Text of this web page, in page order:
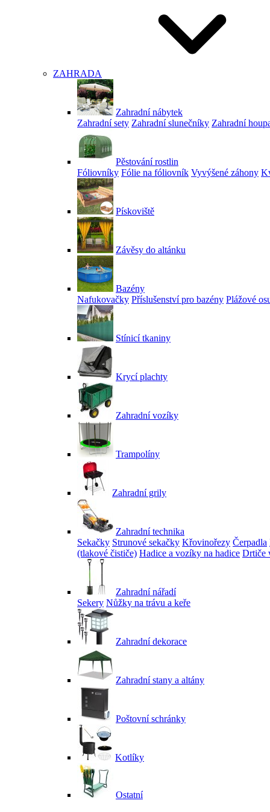
ZAHRADA
Zahradní nábytek
Zahradní sety Zahradní slunečníky Zahradní
Pěstování rostlin
Fóliovníky Fólie na fóliovník Vyvýšené záhony
Pískoviště
Závěsy do altánku
Bazény
Nafukovačky Příslušenství pro bazény Plážové
Stínicí tkaniny
Krycí plachty
Zahradní vozíky
Trampolíny
Zahradní grily
Zahradní technika
Sekačky Strunové sekačky Křovinořezy Čerpadla
(tlakové čističe) Hadice a vozíky na hadice Drtiče
Zahradní nářadí
Sekery Nůžky na trávu a keře
Zahradní dekorace
Zahradní stany a altány
Poštovní schránky
Kotlíky
Ostatní